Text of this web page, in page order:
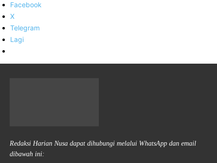
Facebook
X
Telegram
Lagi
Redaksi Harian Nusa dapat dihubungi melalui WhatsApp dan email
dibawah ini: